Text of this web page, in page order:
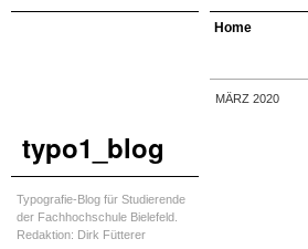
typo1_blog
Typografie-Blog für Studierende
der Fachhochschule Bielefeld.
Redaktion: Dirk Fütterer
Home
MÄRZ 2020